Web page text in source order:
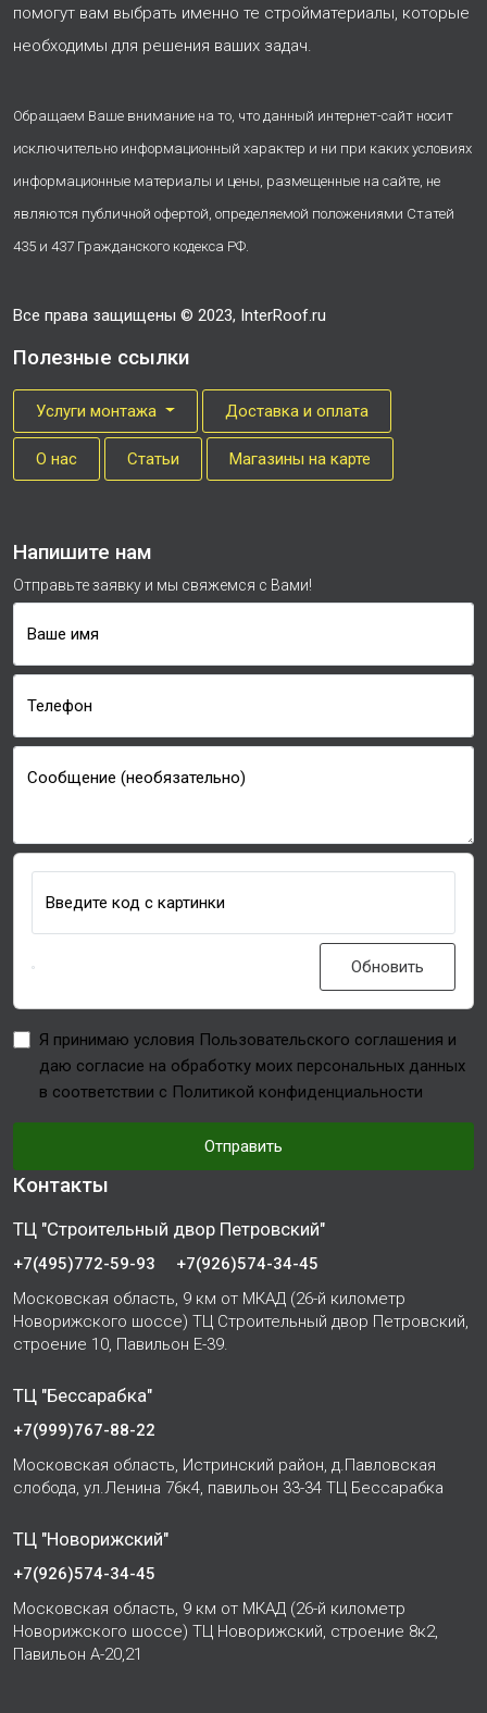
помогут вам выбрать именно те стройматериалы, которые
необходимы для решения ваших задач.
Обращаем Ваше внимание на то, что данный интернет-сайт носит
исключительно информационный характер и ни при каких условиях
информационные материалы и цены, размещенные на сайте, не
являются публичной офертой, определяемой положениями Статей
435 и 437 Гражданского кодекса РФ.
Все права защищены © 2023, InterRoof.ru
Полезные ссылки
Услуги монтажа Доставка и оплата
О нас Cтатьи Магазины на карте
Напишите нам
Отправьте заявку и мы свяжемся с Вами!
Ваше имя
Телефон
Сообщение (необязательно)
Введите код с картинки
Обновить
Я принимаю условия Пользовательского соглашения и
даю согласие на обработку моих персональных данных
в соответствии с Политикой конфиденциальности
Отправить
Контакты
ТЦ "Строительный двор Петровский"
+7(495)772-59-93
+7(926)574-34-45
Московская область, 9 км от МКАД (26-й километр
Новорижского шоссе) ТЦ Строительный двор Петровский,
строение 10, Павильон Е-39.
ТЦ "Бессарабка"
+7(999)767-88-22
Московская область, Истринский район, д.Павловская
слобода, ул.Ленина 76к4, павильон 33-34 ТЦ Бессарабка
ТЦ "Новорижский"
+7(926)574-34-45
Московская область, 9 км от МКАД (26-й километр
Новорижского шоссе) ТЦ Новорижский, строение 8к2,
Павильон А-20,21